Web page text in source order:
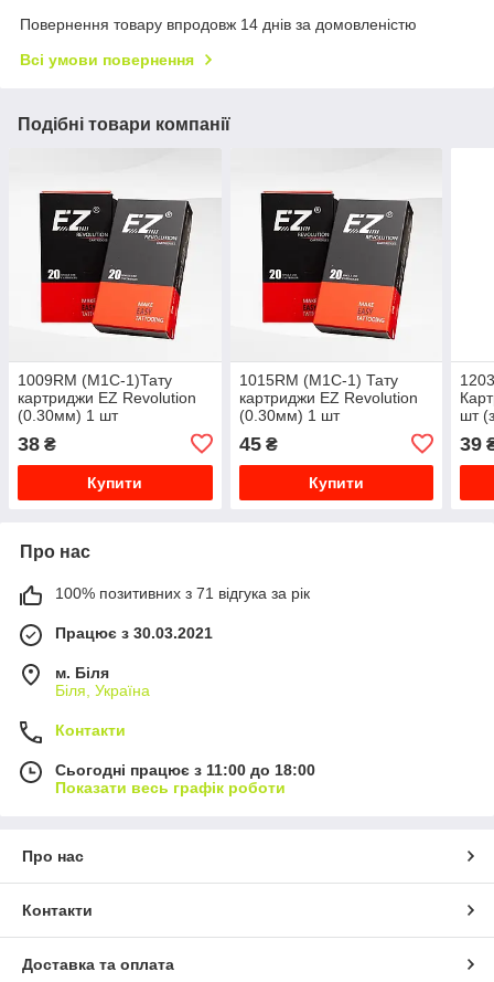
Повернення товару впродовж 14 днів за домовленістю
Всі умови повернення
Подібні товари компанії
1009RМ (M1C-1)Тату
картриджи EZ Revolution
(0.30мм) 1 шт
38 ₴
Купити
1015RМ (M1C-1) Тату
картриджи EZ Revolution
(0.30мм) 1 шт
45₴
Купити
шт
39
Про нас
100% позитивних з 71 відгука за рік
Працює з 30.03.2021
м. Біля
Біля, Україна
Контакти
Сьогодні працює з 11:00 до 18:00
Показати весь графік роботи
Про нас
Контакти
Доставка та оплата